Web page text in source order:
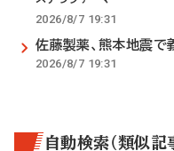
2026/8/7 19:31
佐藤製薬、熊本地震で
2026/8/7 19:31
自動検索（類似記